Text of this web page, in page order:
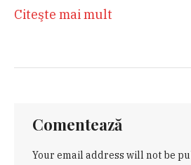
Citeşte mai mult
Comentează
Your email address will not be